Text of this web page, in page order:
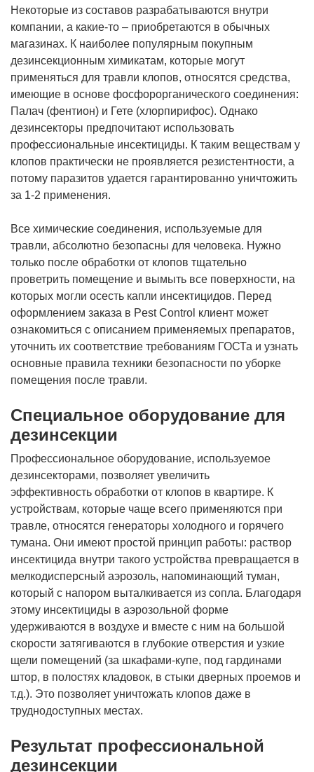
Некоторые из составов разрабатываются внутри
компании, а какие-то – приобретаются в обычных
магазинах. К наиболее популярным покупным
дезинсекционным химикатам, которые могут
применяться для травли клопов, относятся средства,
имеющие в основе фосфорорганического соединения:
Палач (фентион) и Гете (хлорпирифос). Однако
дезинсекторы предпочитают использовать
профессиональные инсектициды. К таким веществам у
клопов практически не проявляется резистентности, а
потому паразитов удается гарантированно уничтожить
за 1-2 применения.
Все химические соединения, используемые для
травли, абсолютно безопасны для человека. Нужно
только после обработки от клопов тщательно
проветрить помещение и вымыть все поверхности, на
которых могли осесть капли инсектицидов. Перед
оформлением заказа в Pest Control клиент может
ознакомиться с описанием применяемых препаратов,
уточнить их соответствие требованиям ГОСТа и узнать
основные правила техники безопасности по уборке
помещения после травли.
Специальное оборудование для
дезинсекции
Профессиональное оборудование, используемое
дезинсекторами, позволяет увеличить
эффективность обработки от клопов в квартире. К
устройствам, которые чаще всего применяются при
травле, относятся генераторы холодного и горячего
тумана. Они имеют простой принцип работы: раствор
инсектицида внутри такого устройства превращается в
мелкодисперсный аэрозоль, напоминающий туман,
который с напором выталкивается из сопла. Благодаря
этому инсектициды в аэрозольной форме
удерживаются в воздухе и вместе с ним на большой
скорости затягиваются в глубокие отверстия и узкие
щели помещений (за шкафами-купе, под гардинами
штор, в полостях кладовок, в стыки дверных проемов и
т.д.). Это позволяет уничтожать клопов даже в
труднодоступных местах.
Результат профессиональной
дезинсекции